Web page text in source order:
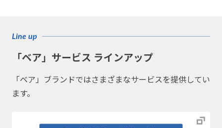
Line up
「ベア」サービス ラインアップ
「ベア」ブランドではさまざまなサービスを提供してい
ます。